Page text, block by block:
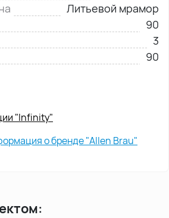
Литьевой мрамор
90
3
90
"Infinity"
о бренде "Allen Brau"